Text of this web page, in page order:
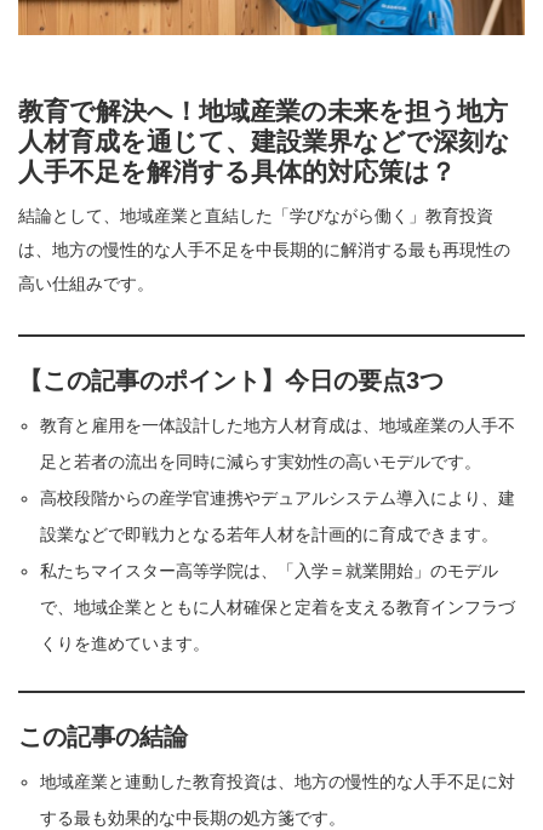
教育で解決へ！地域産業の未来を担う地方
人材育成を通じて、建設業界などで深刻な
人手不足を解消する具体的対応策は？
結論として、地域産業と直結した「学びながら働く」教育投資
は、地方の慢性的な人手不足を中長期的に解消する最も再現性の
高い仕組みです。
【この記事のポイント】今日の要点3つ
教育と雇用を一体設計した地方人材育成は、地域産業の人手不
足と若者の流出を同時に減らす実効性の高いモデルです。
高校段階からの産学官連携やデュアルシステム導入により、建
設業などで即戦力となる若年人材を計画的に育成できます。
私たちマイスター高等学院は、「入学＝就業開始」のモデル
で、地域企業とともに人材確保と定着を支える教育インフラづ
くりを進めています。
この記事の結論
地域産業と連動した教育投資は、地方の慢性的な人手不足に対
する最も効果的な中長期の処方箋です。